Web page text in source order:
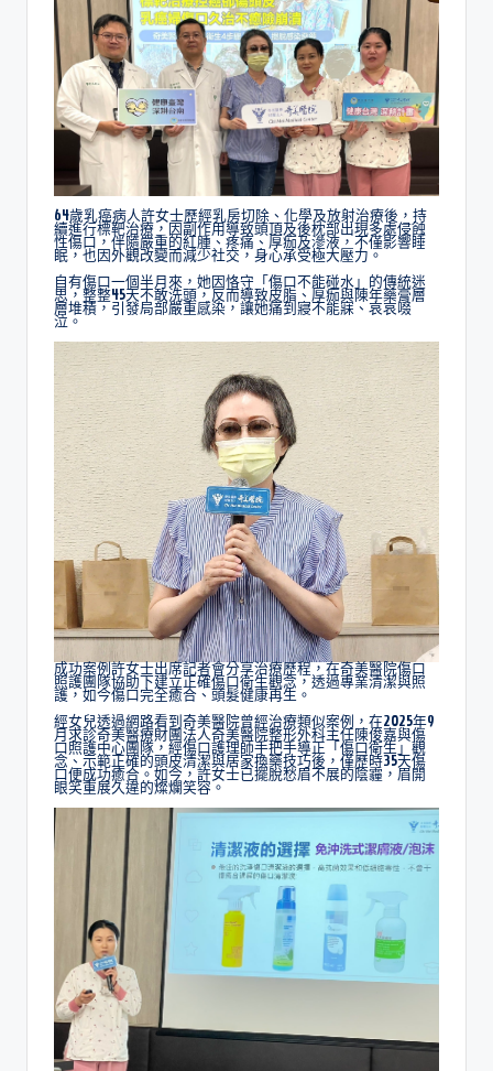
64歲乳癌病人許女士歷經乳房切除、化學及放射治療後，持
續進行標靶治療，因副作用導致頭頂及後枕部出現多處侵蝕
性傷口，伴隨嚴重的紅腫、疼痛、厚痂及滲液，不僅影響睡
眠，也因外觀改變而減少社交，身心承受極大壓力。
自有傷口一個半月來，她因恪守「傷口不能碰水」的傳統迷
思，整整45天不敢洗頭，反而導致皮脂、厚痂與陳年藥膏層
層堆積，引發局部嚴重感染，讓她痛到寢不能寐、哀哀啜
泣。
成功案例許女士出席記者會分享治療歷程，在奇美醫院傷口
照護團隊協助下建立正確傷口衛生觀念，透過專業清潔與照
護，如今傷口完全癒合、頭髮健康再生。
經女兒透過網路看到奇美醫院曾經治療類似案例，在2025年9
月求診奇美醫療財團法人奇美醫院整形外科主任陳俊嘉與傷
口照護中心團隊，經傷口護理師手把手導正「傷口衛生」觀
念、示範正確的頭皮清潔與居家換藥技巧後，僅歷時35天傷
口便成功癒合。如今，許女士已擺脫愁眉不展的陰霾，眉開
眼笑重展久違的燦爛笑容。